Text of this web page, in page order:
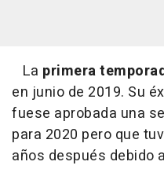
La primera
en junio de 2019. Su
fuese aprobada una
para 2020 pero que
años después debido